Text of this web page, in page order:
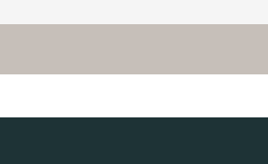
ПНР на этапах